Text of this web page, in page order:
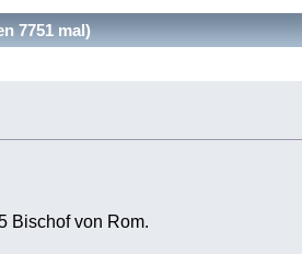
7751 mal)
Bischof von Rom.